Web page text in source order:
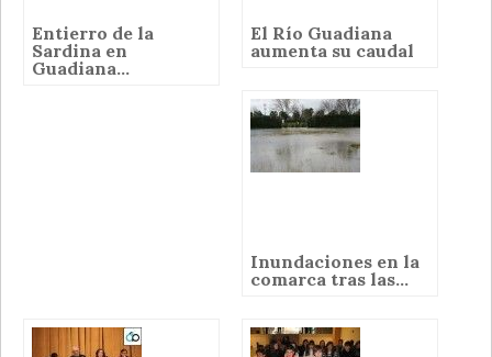
Entierro de la
Sardina en
Guadiana...
El Río Guadiana
aumenta su caudal
Inundaciones en la
comarca tras las...